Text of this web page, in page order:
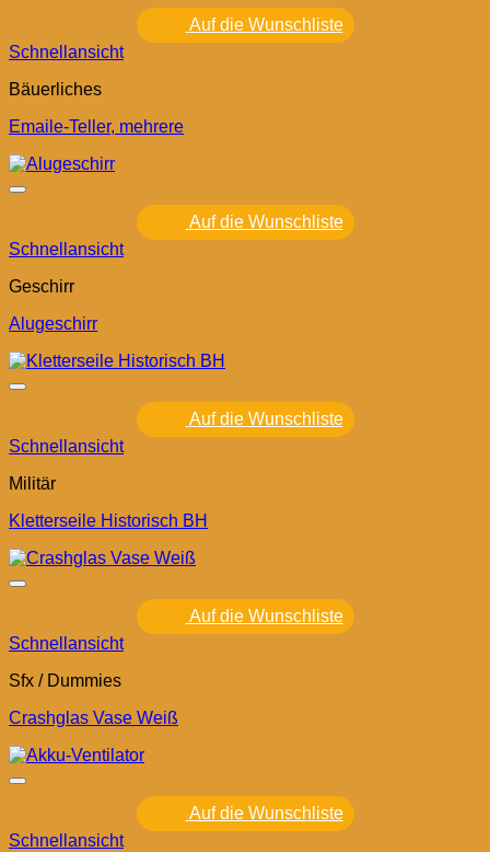
Auf die Wunschliste
Schnellansicht
Bäuerliches
Emaile-Teller, mehrere
Auf die Wunschliste
Schnellansicht
Geschirr
Alugeschirr
Auf die Wunschliste
Schnellansicht
Militär
Kletterseile Historisch BH
Auf die Wunschliste
Schnellansicht
Sfx / Dummies
Crashglas Vase Weiß
Auf die Wunschliste
Schnellansicht